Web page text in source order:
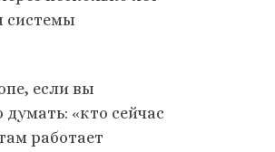
системы
если вы
думать: «кто сейчас
работает